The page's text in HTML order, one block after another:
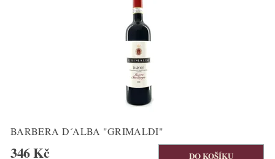
BARBERA D´ALBA "GRIMALDI"
346 Kč